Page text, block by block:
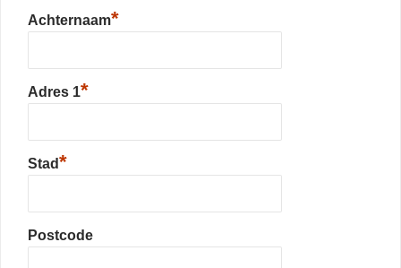
Achternaam*
Adres 1*
Stad*
Postcode